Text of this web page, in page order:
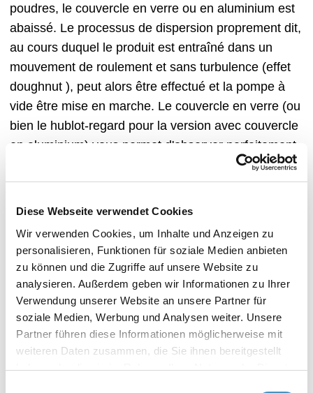
Diese Webseite verwendet Cookies
Wir verwenden Cookies, um Inhalte und Anzeigen zu
personalisieren, Funktionen für soziale Medien anbieten
zu können und die Zugriffe auf unsere Website zu
analysieren. Außerdem geben wir Informationen zu Ihrer
Verwendung unserer Website an unsere Partner für
soziale Medien, Werbung und Analysen weiter. Unsere
Partner führen diese Informationen möglicherweise mit
weiteren Daten zusammen, die Sie ihnen bereitgestellt
haben oder die sie im Rahmen Ihrer Nutzung der Dienste
poudres, le couvercle en verre ou en aluminium est
abaissé. Le processus de dispersion proprement dit,
au cours duquel le produit est entraîné dans un
mouvement de roulement et sans turbulence (effet
doughnut ), peut alors être effectué et la pompe à
vide être mise en marche. Le couvercle en verre (ou
bien le hublot-regard pour la version avec couvercle
en aluminium) vous permet d'observer parfaitement
le processus de dispersion. Tous les systèmes CDS
sont livrables en simple ou double paroi
option peut être équipé d'un éclairage LED très
lumineux ainsi que d'une mesure de température
infrarouge intégrée.
Caractéristiques de